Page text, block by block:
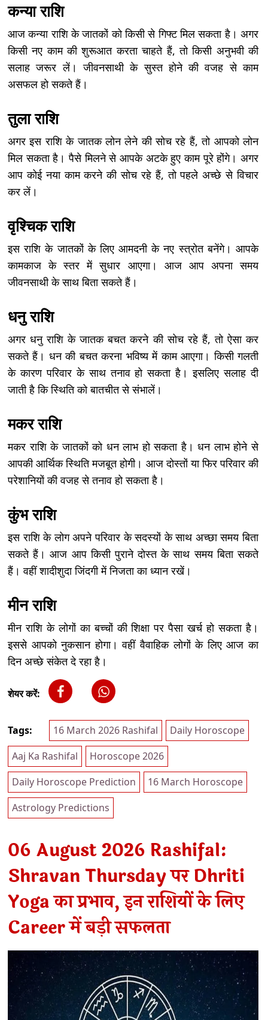
कन्या राशि
आज कन्या राशि के जातकों को किसी से गिफ्ट मिल सकता है। अगर
किसी नए काम की शुरूआत करता चाहते हैं, तो किसी अनुभवी की
सलाह जरूर लें। जीवनसाथी के सुस्त होने की वजह से काम
असफल हो सकते हैं।
तुला राशि
अगर इस राशि के जातक लोन लेने की सोच रहे हैं, तो आपको लोन
मिल सकता है। पैसे मिलने से आपके अटके हुए काम पूरे होंगे। अगर
आप कोई नया काम करने की सोच रहे हैं, तो पहले अच्छे से विचार
कर लें।
वृश्चिक राशि
इस राशि के जातकों के लिए आमदनी के नए स्त्रोत बनेंगे। आपके
कामकाज के स्तर में सुधार आएगा। आज आप अपना समय
जीवनसाथी के साथ बिता सकते हैं।
धनु राशि
अगर धनु राशि के जातक बचत करने की सोच रहे हैं, तो ऐसा कर
सकते हैं। धन की बचत करना भविष्य में काम आएगा। किसी गलती
के कारण परिवार के साथ तनाव हो सकता है। इसलिए सलाह दी
जाती है कि स्थिति को बातचीत से संभालें।
मकर राशि
मकर राशि के जातकों को धन लाभ हो सकता है। धन लाभ होने से
आपकी आर्थिक स्थिति मजबूत होगी। आज दोस्तों या फिर परिवार की
परेशानियों की वजह से तनाव हो सकता है।
कुंभ राशि
इस राशि के लोग अपने परिवार के सदस्यों के साथ अच्छा समय बिता
सकते हैं। आज आप किसी पुराने दोस्त के साथ समय बिता सकते
हैं। वहीं शादीशुदा जिंदगी में निजता का ध्यान रखें।
मीन राशि
मीन राशि के लोगों का बच्चों की शिक्षा पर पैसा खर्च हो सकता है।
इससे आपको नुकसान होगा। वहीं वैवाहिक लोगों के लिए आज का
दिन अच्छे संकेत दे रहा है।
शेयर करें:
Tags: 16 March 2026 Rashifal
Daily Horoscope
Aaj Ka Rashifal
Horoscope 2026
Daily Horoscope Prediction
16 March Horoscope
Astrology Predictions
06 August 2026 Rashifal:
Shravan Thursday पर Dhriti
Yoga का प्रभाव, इन राशियों के लिए
Career में बड़ी सफलता